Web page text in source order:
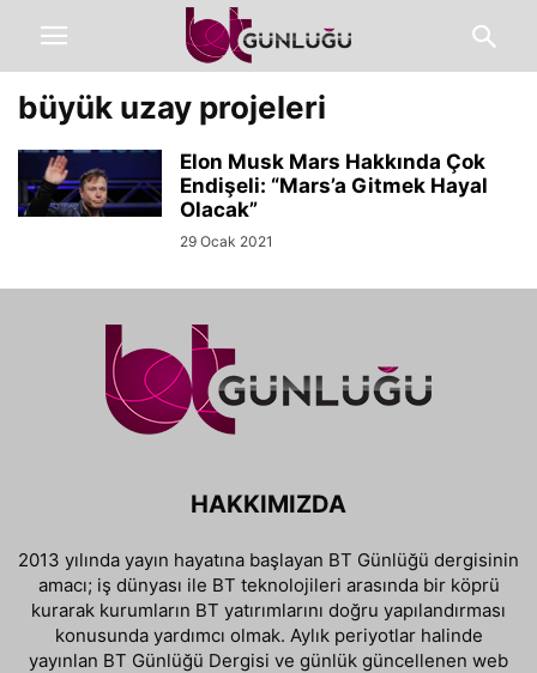
büyük uzay projeleri
Elon Musk Mars Hakkında Çok
Endişeli: “Mars’a Gitmek Hayal
Olacak”
29 Ocak 2021
HAKKIMIZDA
2013 yılında yayın hayatına başlayan BT Günlüğü dergisinin
amacı; iş dünyası ile BT teknolojileri arasında bir köprü
kurarak kurumların BT yatırımlarını doğru yapılandırması
konusunda yardımcı olmak. Aylık periyotlar halinde
yayınlan BT Günlüğü Dergisi ve günlük güncellenen web